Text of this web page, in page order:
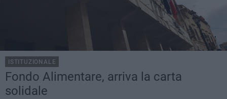
ISTITUZIONALE
Fondo Alimentare, arriva la carta
solidale